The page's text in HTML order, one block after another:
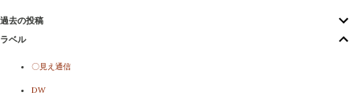
過去の投稿
ラベル
〇見え通信
DW